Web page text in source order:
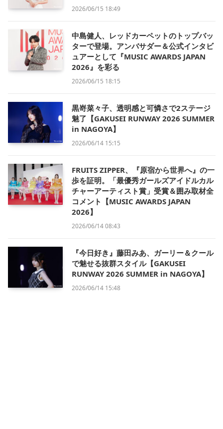
2026/06/15 18:49
中島健人、レッドカーペットのトップバッ
ターで登場。アンバサダー＆公式インタビ
ュアーとして『MUSIC AWARDS JAPAN
2026』を彩る
2026/06/15 18:15
黒嵜菜々子、透明感と可憐さで2ステージ
魅了【GAKUSEI RUNWAY 2026 SUMMER
in NAGOYA】
2026/06/14 15:15
FRUITS ZIPPER、『原宿から世界へ』の一
歩を証明。「最優秀ガールズアイドルカル
チャーアーティスト賞」受賞＆囲み取材全
コメント【MUSIC AWARDS JAPAN
2026】
2026/06/14 08:43
『今日好き』藤田みあ、ガーリー＆クール
で魅せる抜群スタイル【GAKUSEI
RUNWAY 2026 SUMMER in NAGOYA】
2026/06/14 15:48